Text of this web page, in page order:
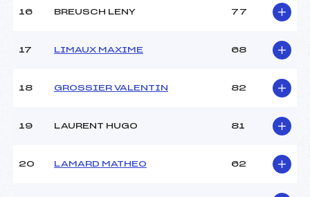
208.8000
Catégorie :
U12
16 BREUSCH LENY 77
17 LIMAUX MAXIME 68
18 GROSSIER VALENTIN 82
19 LAURENT HUGO 81
20 LAMARD MATHEO 62